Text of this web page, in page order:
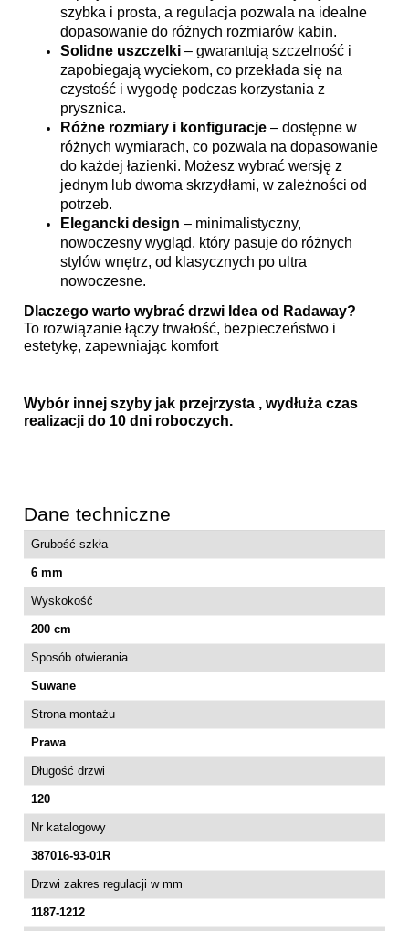
szybka i prosta, a regulacja pozwala na idealne
dopasowanie do różnych rozmiarów kabin.
Solidne uszczelki – gwarantują szczelność i
zapobiegają wyciekom, co przekłada się na
czystość i wygodę podczas korzystania z
prysznica.
Różne rozmiary i konfiguracje – dostępne w
różnych wymiarach, co pozwala na dopasowanie
do każdej łazienki. Możesz wybrać wersję z
jednym lub dwoma skrzydłami, w zależności od
potrzeb.
Elegancki design – minimalistyczny,
nowoczesny wygląd, który pasuje do różnych
stylów wnętrz, od klasycznych po ultra
nowoczesne.
Dlaczego warto wybrać drzwi Idea od Radaway?
To rozwiązanie łączy trwałość, bezpieczeństwo i
estetykę, zapewniając komfort
Wybór innej szyby jak przejrzysta , wydłuża czas
realizacji do 10 dni roboczych.
Dane techniczne
Grubość szkła
6 mm
Wyskokość
200 cm
Sposób otwierania
Suwane
Strona montażu
Prawa
Długość drzwi
120
Nr katalogowy
387016-93-01R
Drzwi zakres regulacji w mm
1187-1212